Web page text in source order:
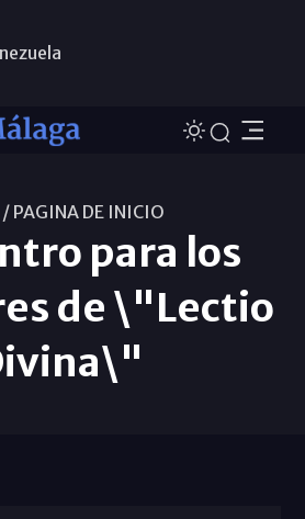
/ PAGINA DE INICIO
para los
de \"Lectio